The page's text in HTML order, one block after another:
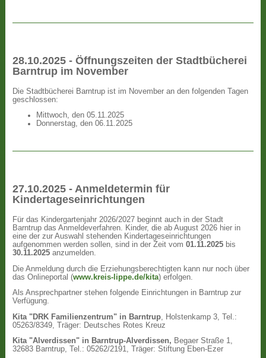
28.10.2025 - Öffnungszeiten der Stadtbücherei
Barntrup im November
Die Stadtbücherei Barntrup ist im November an den folgenden Tagen
geschlossen:
Mittwoch, den 05.11.2025
Donnerstag, den 06.11.2025
27.10.2025 - Anmeldetermin für
Kindertageseinrichtungen
Für das Kindergartenjahr 2026/2027 beginnt auch in der Stadt
Barntrup das Anmeldeverfahren. Kinder, die ab August 2026 hier in
eine der zur Auswahl stehenden Kindertageseinrichtungen
aufgenommen werden sollen, sind in der Zeit vom01.11.2025 bis
30.11.2025 anzumelden.
Die Anmeldung durch die Erziehungsberechtigten kann nur noch über
das Onlineportal (www.kreis-lippe.de/kita) erfolgen.
Als Ansprechpartner stehen folgende Einrichtungen in Barntrup zur
Verfügung.
Kita "DRK Familienzentrum" in Barntrup , Holstenkamp 3, Tel.:
05263/8349, Träger: Deutsches Rotes Kreuz
Kita "Alverdissen" in Barntrup-Alverdissen, Begaer Straße 1,
32683 Barntrup, Tel.: 05262/2191, Träger: Stiftung Eben-Ezer